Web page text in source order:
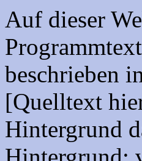
Auf dieser
beschrieben
[Quelltext
Hintergrund